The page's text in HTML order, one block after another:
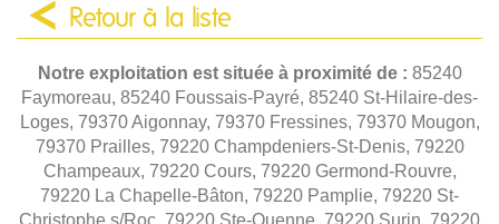
Retour à la liste
Notre exploitation est située à proximité de : 85240
Faymoreau, 85240 Foussais-Payré, 85240 St-Hilaire-des-
Loges, 79370 Aigonnay, 79370 Fressines, 79370 Mougon,
79370 Prailles, 79220 Champdeniers-St-Denis, 79220
Champeaux, 79220 Cours, 79220 Germond-Rouvre,
79220 La Chapelle-Bâton, 79220 Pamplie, 79220 St-
Christophe s/Roc, 79220 Ste-Ouenne, 79220 Surin, 79220